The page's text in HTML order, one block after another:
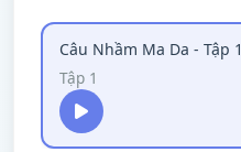
Câu Nhầm Ma Da - Tập 1
Tập 1